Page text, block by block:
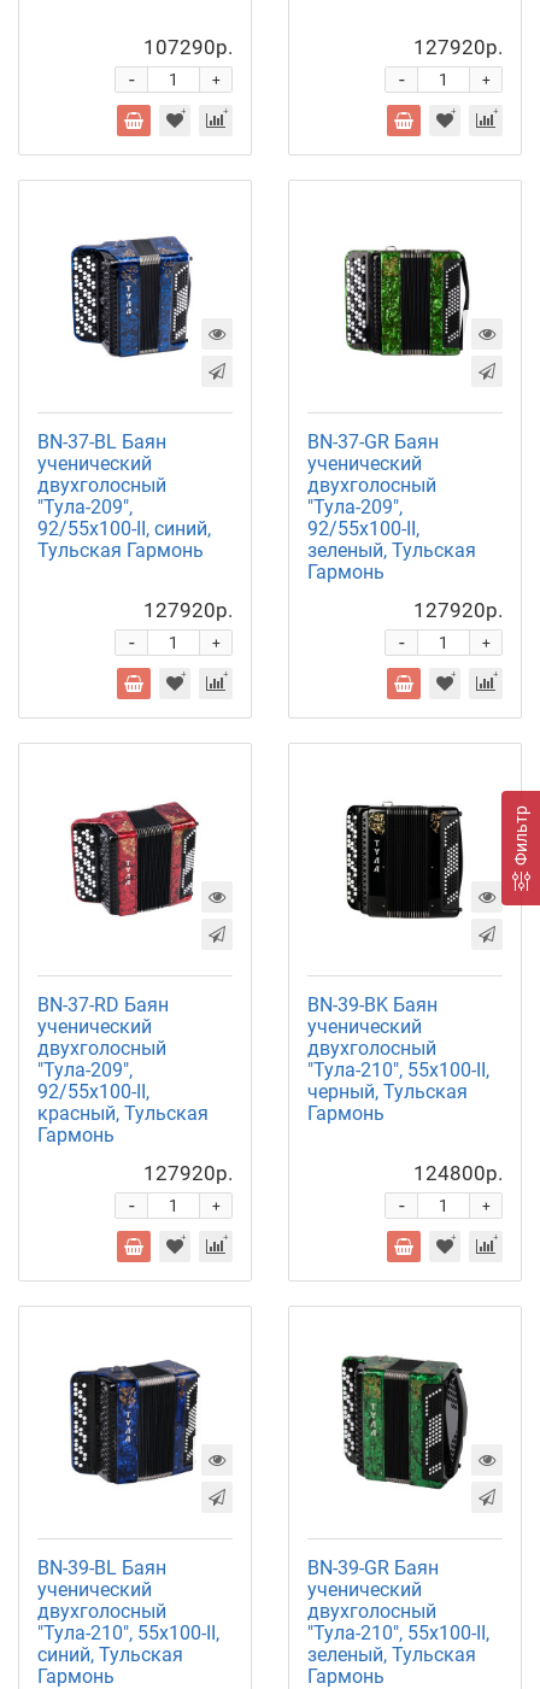
Фильтр
107290р.
+
-
127920р.
+
-
BN-37-BL Баян
ученический
двухголосный
"Тула-209",
92/55х100-II, синий,
Тульская Гармонь
127920р.
+
-
BN-37-GR Баян
ученический
двухголосный
"Тула-209",
92/55х100-II,
зеленый, Тульская
Гармонь
127920р.
+
-
BN-37-RD Баян
ученический
двухголосный
"Тула-209",
92/55х100-II,
красный, Тульская
Гармонь
127920р.
+
-
BN-39-BK Баян
ученический
двухголосный
"Тула-210", 55х100-II,
черный, Тульская
Гармонь
124800р.
+
-
BN-39-BL Баян
ученический
двухголосный
"Тула-210", 55х100-II,
синий, Тульская
Гармонь
BN-39-GR Баян
ученический
двухголосный
"Тула-210", 55х100-II,
зеленый, Тульская
Гармонь